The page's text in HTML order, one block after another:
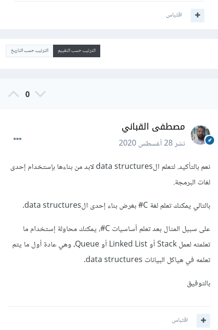
اقتباس
الترتيب حسب التقييم الترتيب حسب التاريخ
0
مصطفى القباني
نشر28 أغسطس 2020
نعم بالتأكيد. لتعلم الdata structures لابد من بناءها بإستخدام إحدى
لغات البرمجة.
بالتالي يمكنك تعلم لغة C# بغرض بناء إحدى الdata structures.
على سبيل المثال بعد تعلم أساسيات C#، يمكنك محاولة إستخدام ما
تعلمته لعمل Stack أو Linked List أو Queue، وهي عادة أول ما يتم
تعلمه في هياكل البيانات data structures.
بالتوفيق
اقتباس